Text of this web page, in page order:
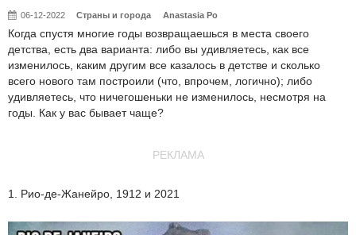
06-12-2022 Страны и города Anastasia Po
Когда спустя многие годы возвращаешься в места своего
детства, есть два варианта: либо вы удивляетесь, как все
изменилось, каким другим все казалось в детстве и сколько
всего нового там построили (что, впрочем, логично); либо
удивляетесь, что ничегошеньки не изменилось, несмотря на
годы. Как у вас бывает чаще?
РЕКЛАМА
1. Рио-де-Жанейро, 1912 и 2021